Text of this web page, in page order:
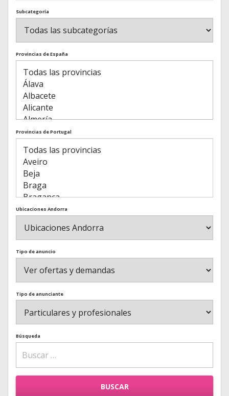
Subcategoría
Provincias de España
Provincias de Portugal
Ubicaciones Andorra
Tipo de anuncio
Tipo de anunciante
Búsqueda
BUSCAR